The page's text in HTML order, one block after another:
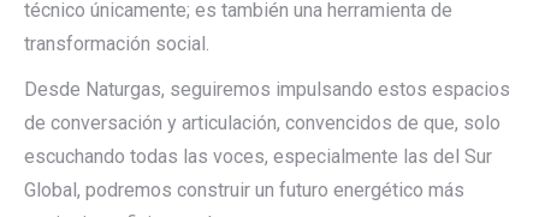
técnico únicamente; es también una herramienta de
transformación social.
Desde Naturgas, seguiremos impulsando estos espacios
de conversación y articulación, convencidos de que, solo
escuchando todas las voces, especialmente las del Sur
Global, podremos construir un futuro energético más